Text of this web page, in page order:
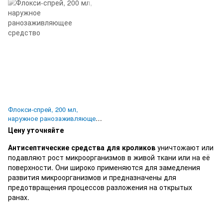
Флокси-спрей, 200 мл,
наружное ранозаживляющее
средство
Цену уточняйте
Антисептические средства для кроликов уничтожают или
подавляют рост микроорганизмов в живой ткани или на её
поверхности. Они широко применяются для замедления
развития микроорганизмов и предназначены для
предотвращения процессов разложения на открытых
ранах.